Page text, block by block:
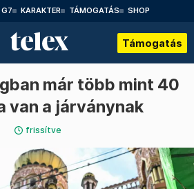
G7 KARAKTER TÁMOGATÁS SHOP
Támogatás
már több mint 40
van a járványnak
frissítve